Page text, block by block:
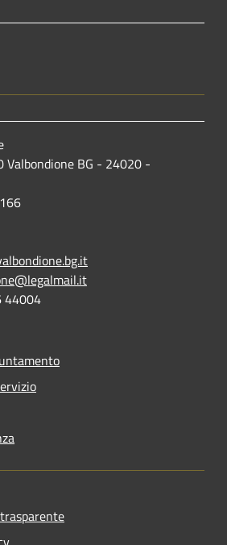
BG - 24020 -
44004